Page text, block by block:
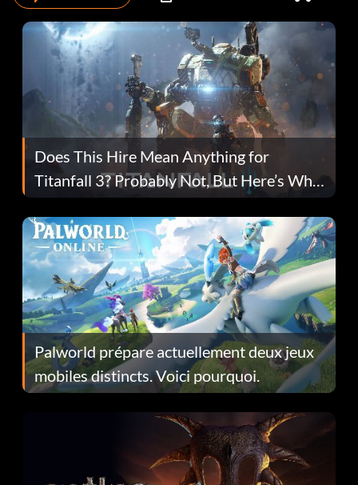
Does This Hire Mean Anything for
Titanfall 3? Probably Not, But Here’s Why
Fans Are Hopeful
Palworld prépare actuellement deux jeux
mobiles distincts. Voici pourquoi.